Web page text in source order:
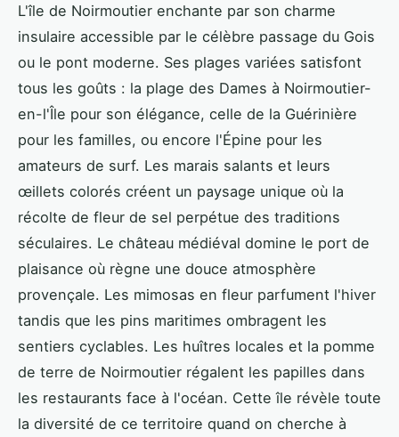
L'île de Noirmoutier enchante par son charme
insulaire accessible par le célèbre passage du Gois
ou le pont moderne. Ses plages variées satisfont
tous les goûts : la plage des Dames à Noirmoutier-
en-l'Île pour son élégance, celle de la Guérinière
pour les familles, ou encore l'Épine pour les
amateurs de surf. Les marais salants et leurs
œillets colorés créent un paysage unique où la
récolte de fleur de sel perpétue des traditions
séculaires. Le château médiéval domine le port de
plaisance où règne une douce atmosphère
provençale. Les mimosas en fleur parfument l'hiver
tandis que les pins maritimes ombragent les
sentiers cyclables. Les huîtres locales et la pomme
de terre de Noirmoutier régalent les papilles dans
les restaurants face à l'océan. Cette île révèle toute
la diversité de ce territoire quand on cherche à